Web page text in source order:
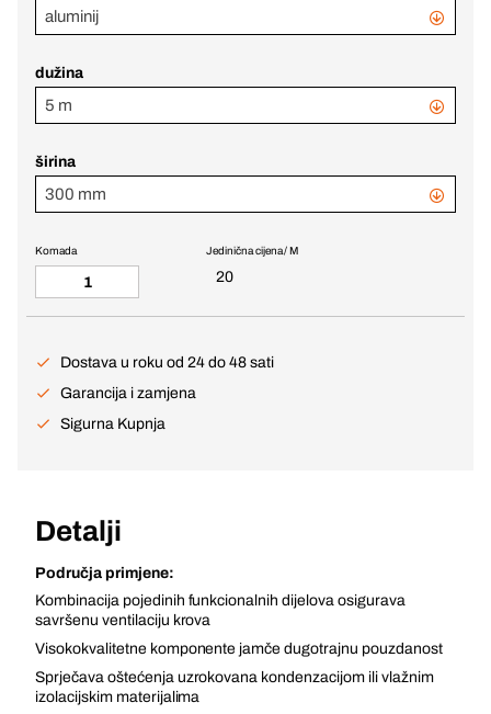
aluminij
dužina
5 m
širina
300 mm
Jedinična cijena / M
20
Komada
Dostava u roku od 24 do 48 sati
Garancija i zamjena
Sigurna Kupnja
Detalji
Područja primjene:
Kombinacija pojedinih funkcionalnih dijelova osigurava
savršenu ventilaciju krova
Visokokvalitetne komponente jamče dugotrajnu pouzdanost
Sprječava oštećenja uzrokovana kondenzacijom ili vlažnim
izolacijskim materijalima